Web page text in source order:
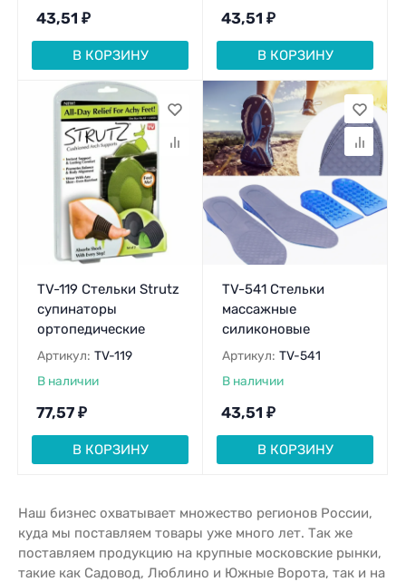
43,51 ₽
В КОРЗИНУ
43,51 ₽
В КОРЗИНУ
TV-119 Cтельки Strutz
супинаторы
ортопедические
Артикул: TV-119
В наличии
77,57 ₽
В КОРЗИНУ
TV-541 Стельки
массажные
силиконовые
Артикул: TV-541
В наличии
43,51 ₽
В КОРЗИНУ
Наш бизнес охватывает множество регионов России,
куда мы поставляем товары уже много лет. Так же
поставляем продукцию на крупные московские рынки,
такие как Садовод, Люблино и Южные Ворота, так и на